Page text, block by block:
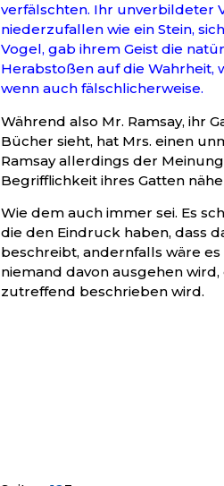
verfälschten. Ihr unverbildeter
niederzufallen wie ein Stein,
Vogel, gab ihrem Geist die
Herabstoßen auf die Wahrheit,
wenn auch fälschlicherweise.
Während also Mr. Ramsay, ihr
Bücher sieht, hat Mrs. einen
Ramsay allerdings der
Begrifflichkeit ihres Gatten
Wie dem auch immer sei. Es
die den Eindruck haben, dass
beschreibt, andernfalls wäre
niemand davon ausgehen
zutreffend beschrieben wird.